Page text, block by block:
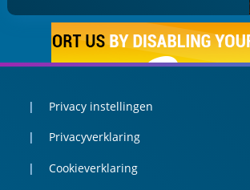
Privacy instellingen
Privacyverklaring
Cookieverklaring